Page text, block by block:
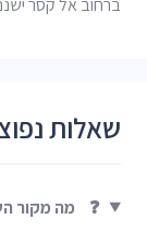
שאלות
❓ מה מקור